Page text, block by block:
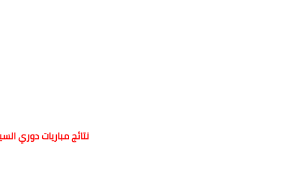
نتائج مباريات دوري